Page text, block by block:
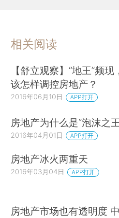
相关阅读
【舒立观察】“地王”频现
该怎样调控房地产？
2016年06月10日 APP打开
房地产为什么是“泡沫之
2016年04月01日 APP打开
房地产冰火两重天
2016年03月04日 APP打开
房地产市场也有透明度